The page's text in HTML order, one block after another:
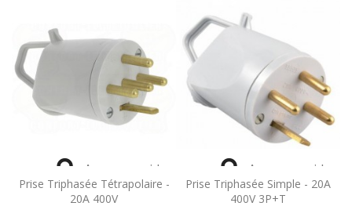
Prise Triphasée Tétrapolaire -
20A 400V
 Aperçu rapide
Prise Triphasée Simple - 20A
400V 3P+T
 Aperçu rapide